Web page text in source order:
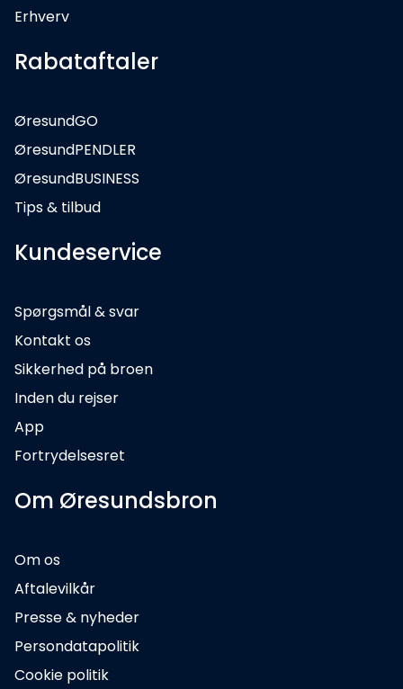
Erhverv
Rabataftaler
ØresundGO
ØresundPENDLER
ØresundBUSINESS
Tips & tilbud
Kundeservice
Spørgsmål & svar
Kontakt os
Sikkerhed på broen
Inden du rejser
App
Fortrydelsesret
Om Øresundsbron
Om os
Aftalevilkår
Presse & nyheder
Persondatapolitik
Cookie politik